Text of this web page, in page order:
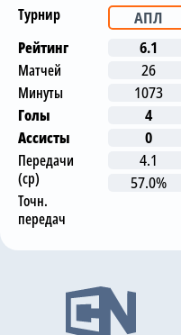
Турнир
Рейтинг
Матчей
Минуты
Голы
Ассисты
Передачи
(ср)
Точн.
передач
АПЛ
6.1
26
1073
4
0
4.1
57.0%
Последние матчи